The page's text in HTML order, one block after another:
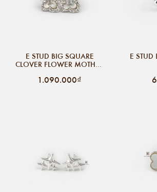
E STUD BIG SQUARE
CLOVER FLOWER MOTHER
1.090.000₫
E STUD